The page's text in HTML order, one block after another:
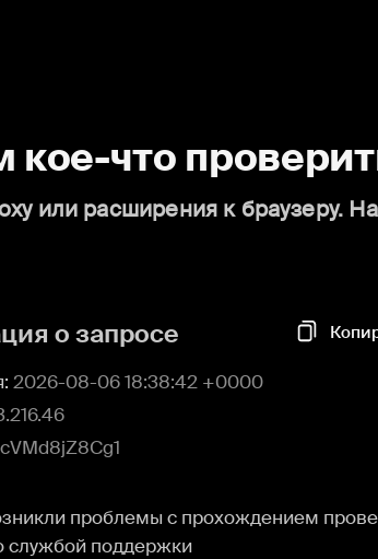
кое-что
или расширения к браузеру.
о запросе
2026-08-06 18:38:42 +0000
проблемы с прохождением
службой поддержки